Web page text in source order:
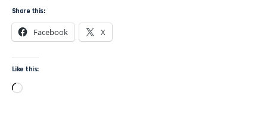
Share this:
Facebook X
Like this: